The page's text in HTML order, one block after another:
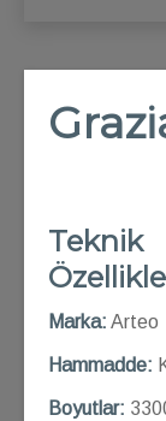
Teknik
Marka: Arteo
Hammadde:
Boyutlar: